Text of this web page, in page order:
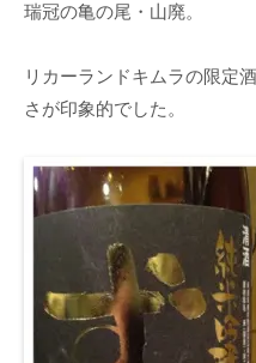
瑞冠の亀の尾・山廃。
リカーランドキムラの限定
さが印象的でした。